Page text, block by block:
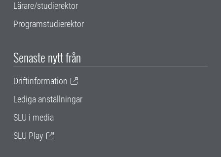
Lärare/studierektor
Programstudierektor
Senaste nytt från
Driftinformation
Lediga anställningar
SLU i media
SLU Play